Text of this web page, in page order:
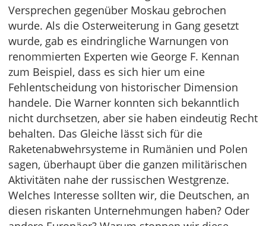
Versprechen gegenüber Moskau gebrochen
wurde. Als die Osterweiterung in Gang gesetzt
wurde, gab es eindringliche Warnungen von
renommierten Experten wie George F. Kennan
zum Beispiel, dass es sich hier um eine
Fehlentscheidung von historischer Dimension
handele. Die Warner konnten sich bekanntlich
nicht durchsetzen, aber sie haben eindeutig Recht
behalten. Das Gleiche lässt sich für die
Raketenabwehrsysteme in Rumänien und Polen
sagen, überhaupt über die ganzen militärischen
Aktivitäten nahe der russischen Westgrenze.
Welches Interesse sollten wir, die Deutschen, an
diesen riskanten Unternehmungen haben? Oder